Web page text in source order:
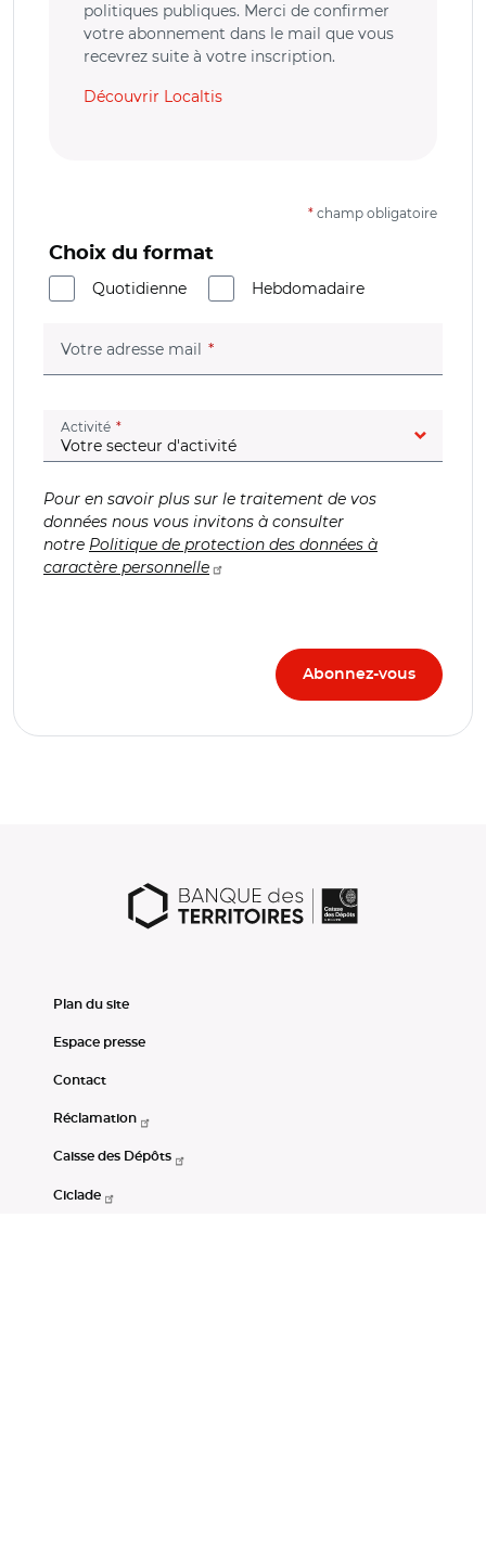
politiques publiques. Merci de confirmer
votre abonnement dans le mail que vous
recevrez suite à votre inscription.
Découvrir Localtis
* champ obligatoire
Choix du format
Quotidienne
Hebdomadaire
Votre adresse mail (champ obligatoire)
Activité (champ obligatoire)
Pour en savoir plus sur le traitement de vos
données nous vous invitons à consulter
notre Politique de protection des données à
caractère personnelle
Plan du site
Espace presse
Contact
Réclamation
Caisse des Dépôts
Ciclade